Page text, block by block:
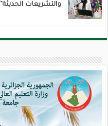
والتشريعات الحديثة”